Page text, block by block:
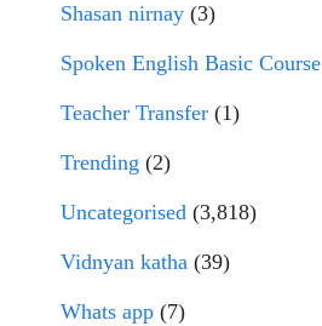
Shasan nirnay (3)
Spoken English Basic Course
Teacher Transfer (1)
Trending (2)
Uncategorised (3,818)
Vidnyan katha (39)
Whats app (7)